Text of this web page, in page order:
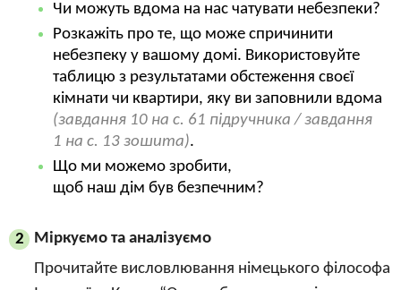
Чи можуть вдома на нас чатувати небезпеки?
Розкажіть про те, що може спричинити
небезпеку у вашому домі. Використовуйте
таблицю з результатами обстеження своєї
кімнати чи квартири, яку ви заповнили вдома
(завдання 10 на с. 61 підручника / завдання
1 на с. 13 зошита).
Що ми можемо зробити,
щоб наш дім був безпечним?
2
Міркуємо та аналізуємо
Прочитайте висловлювання німецького філософа